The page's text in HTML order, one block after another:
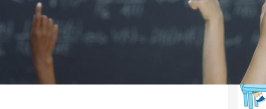
Erasmus+